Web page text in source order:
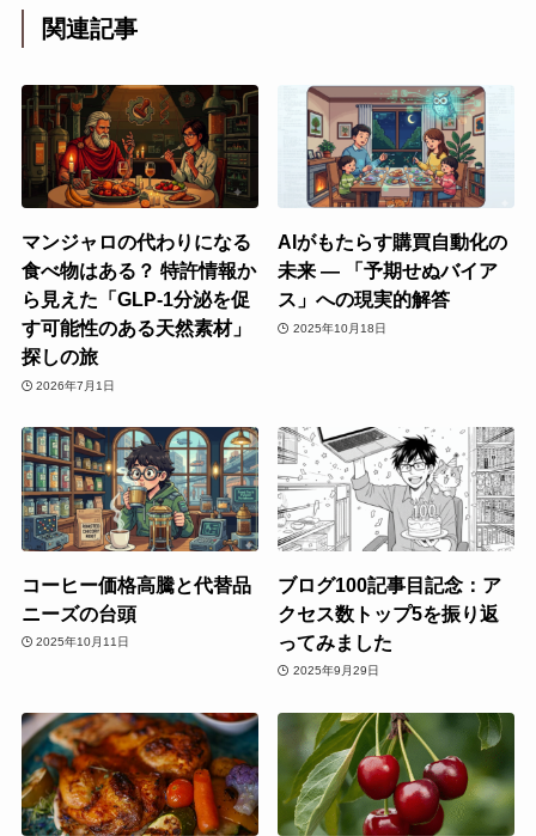
関連記事
マンジャロの代わりになる
食べ物はある？ 特許情報か
ら見えた「GLP-1分泌を促
す可能性のある天然素材」
探しの旅
2026年7月1日
AIがもたらす購買自動化の
未来 ― 「予期せぬバイア
ス」への現実的解答
2025年10月18日
コーヒー価格高騰と代替品
ニーズの台頭
2025年10月11日
ブログ100記事目記念：ア
クセス数トップ5を振り返
ってみました
2025年9月29日